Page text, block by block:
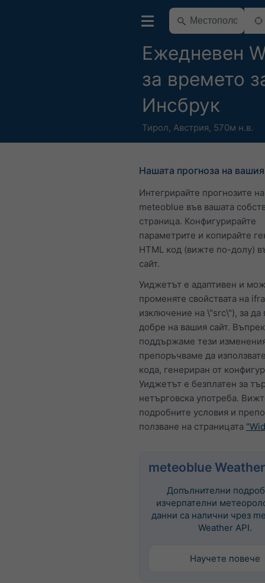
Ежедневен
за времето
Инсбрук
Тирол, Австрия, 570м н.в.
Нашата прогноза на
Интегрирайте прогнозите на
meteoblue във вашата
страница. Конфигурирайте
параметрите и копирайте
HTML код (вижте по-долу)
сайт.
Уиджетът е адаптивен и
променяте свойствата на
изключение на \"src\"), за да
добре на вашия сайт.
поддържаме тези
препоръчваме да
кода, генериран от
Уиджетът е безплатен за
нетърговска употреба.
подробните условия и
ползване на страницата
meteoblue
Допълнителни
изчерпателни
данни са налични чрез
Weather API.
Научете повече